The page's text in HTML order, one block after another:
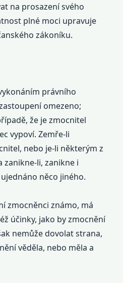
na prosazení svého
plné moci upravuje
zákoníku.
právního
omezeno;
že je zmocnitel
vypoví. Zemře-li
nebo je-li některým z
zanikne-li, zanikne i
něco jiného.
zmocněnci známo, má
účinky, jako by zmocnění
nemůže dovolat strana,
věděla, nebo měla a